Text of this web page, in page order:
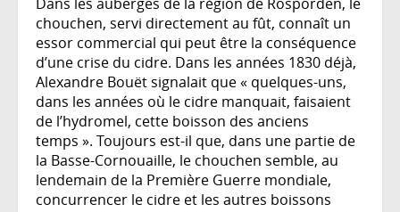
chouchen, servi directement au fût, connaît un
essor commercial qui peut être la conséquence
d’une crise du cidre. Dans les années 1830 déjà,
Alexandre Bouët signalait que « quelques-uns,
dans les années où le cidre manquait, faisaient
de l’hydromel, cette boisson des anciens
temps ». Toujours est-il que, dans une partie de
la Basse-Cornouaille, le chouchen semble, au
lendemain de la Première Guerre mondiale,
concurrencer le cidre et les autres boissons